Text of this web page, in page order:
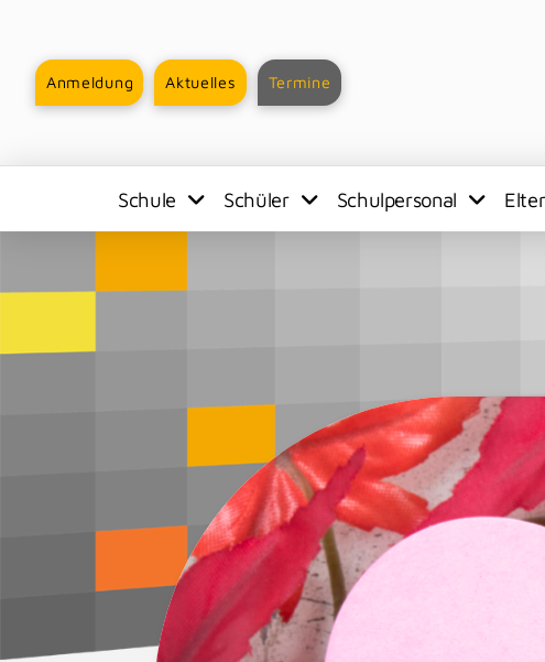
Anmeldung Aktuelles Termine
Schule Schüler Schulpersonal